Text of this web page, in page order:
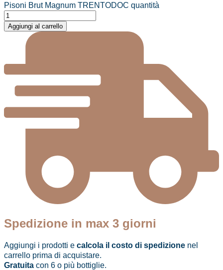
Pisoni Brut Magnum TRENTODOC quantità
Aggiungi al carrello
Spedizione in max 3 giorni
Aggiungi i prodotti e calcola il costo di spedizione nel
carrello prima di acquistare.
Gratuita con 6 o più bottiglie.